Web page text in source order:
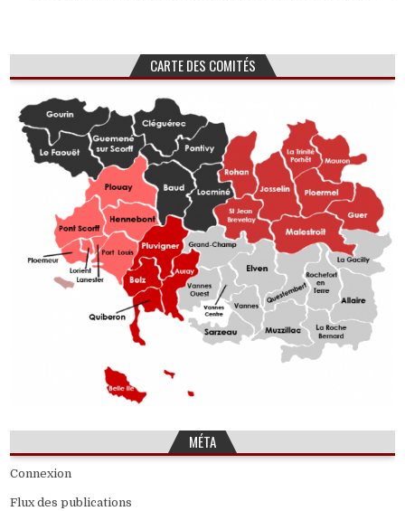
CARTE DES COMITÉS
MÉTA
Connexion
Flux des publications